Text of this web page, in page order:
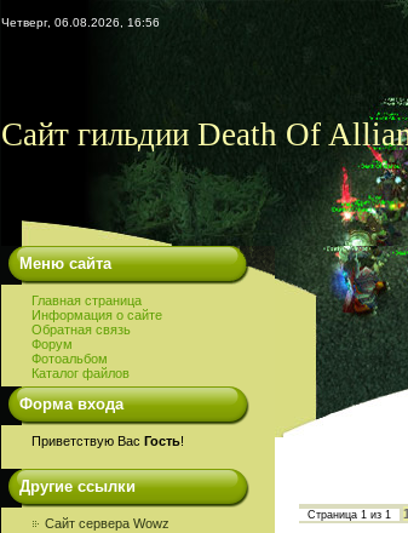
Четверг, 06.08.2026, 16:56
Сайт гильдии Death Of
Меню сайта
Главная страница
Информация о сайте
Обратная связь
Форум
Фотоальбом
Каталог файлов
Форма входа
Приветствую Вас Гость!
Другие ссылки
Сайт сервера Wowz
Страница 1 из 1 1